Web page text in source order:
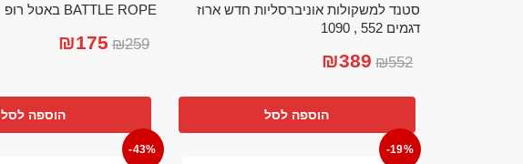
סטנד למשקולות אוניברסליות חדש ארוז
דגמים 552 , 1090
₪552
₪389
הוספה לסל
BATTLE ROPE באטל רופ
₪259
₪175
הוספה לסל
-19%
-43%